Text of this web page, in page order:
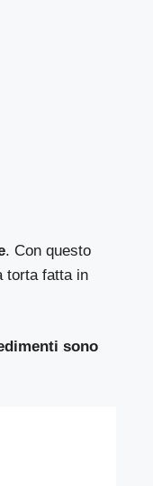
. Con questo
torta fatta in
sono